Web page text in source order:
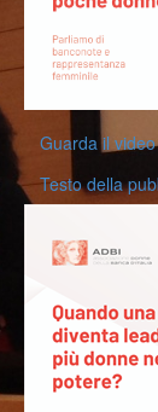
Guarda il
Testo della